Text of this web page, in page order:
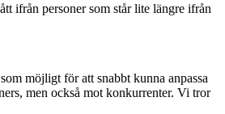
ifrån personer som står lite längre ifrån
möjligt för att snabbt kunna anpassa
men också mot konkurrenter. Vi tror